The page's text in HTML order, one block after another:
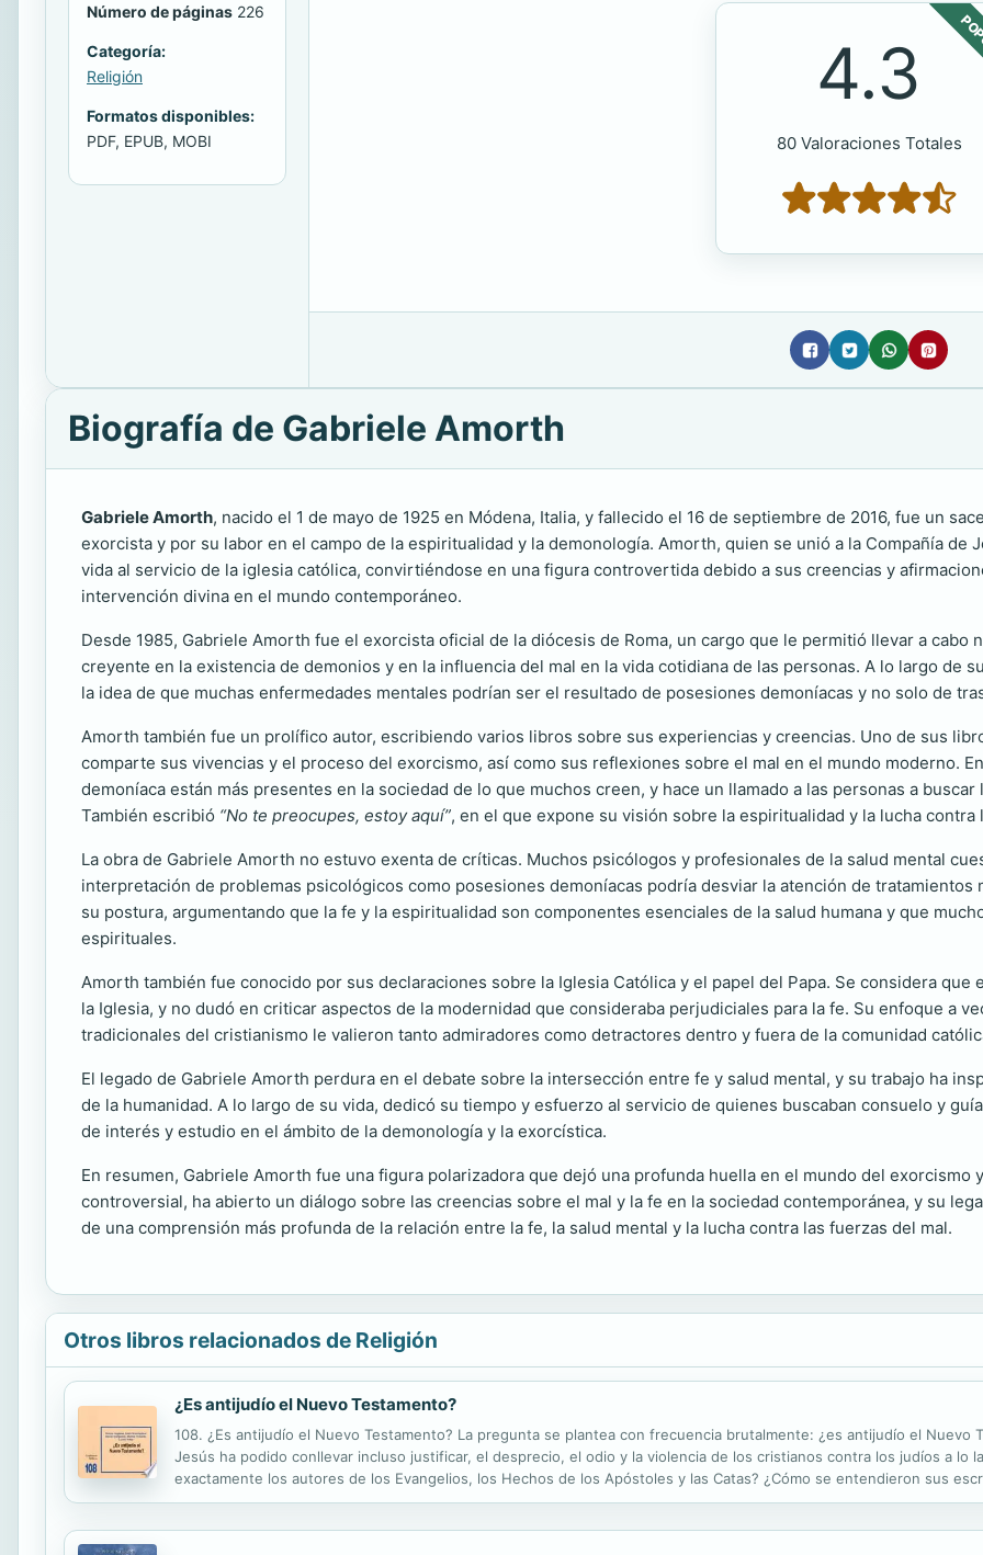
Número de páginas 226
Categoría:
Religión
Formatos disponibles:
PDF, EPUB, MOBI
4.3
80 Valoraciones Totales
Biografía de Gabriele Amorth
Gabriele Amorth, nacido el 1 de mayo de 1925 en Módena, Italia, y fallecido el 16 de septiembre de 2016, fue un
exorcista y por su labor en el campo de la espiritualidad y la demonología. Amorth, quien se unió a la Compañía de
vida al servicio de la iglesia católica, convirtiéndose en una figura controvertida debido a sus creencias y
intervención divina en el mundo contemporáneo.
Desde 1985, Gabriele Amorth fue el exorcista oficial de la diócesis de Roma, un cargo que le permitió llevar a
creyente en la existencia de demonios y en la influencia del mal en la vida cotidiana de las personas. A lo largo de
la idea de que muchas enfermedades mentales podrían ser el resultado de posesiones demoníacas y no solo de
Amorth también fue un prolífico autor, escribiendo varios libros sobre sus experiencias y creencias. Uno de sus
comparte sus vivencias y el proceso del exorcismo, así como sus reflexiones sobre el mal en el mundo moderno.
demoníaca están más presentes en la sociedad de lo que muchos creen, y hace un llamado a las personas a
También escribió “No te preocupes, estoy aquí”, en el que expone su visión sobre la espiritualidad y la lucha contra
La obra de Gabriele Amorth no estuvo exenta de críticas. Muchos psicólogos y profesionales de la salud mental
interpretación de problemas psicológicos como posesiones demoníacas podría desviar la atención de
su postura, argumentando que la fe y la espiritualidad son componentes esenciales de la salud humana y que
espirituales.
Amorth también fue conocido por sus declaraciones sobre la Iglesia Católica y el papel del Papa. Se considera
la Iglesia, y no dudó en criticar aspectos de la modernidad que consideraba perjudiciales para la fe. Su enfoque a
tradicionales del cristianismo le valieron tanto admiradores como detractores dentro y fuera de la comunidad
El legado de Gabriele Amorth perdura en el debate sobre la intersección entre fe y salud mental, y su trabajo ha
de la humanidad. A lo largo de su vida, dedicó su tiempo y esfuerzo al servicio de quienes buscaban consuelo y
de interés y estudio en el ámbito de la demonología y la exorcística.
En resumen, Gabriele Amorth fue una figura polarizadora que dejó una profunda huella en el mundo del exorcismo
controversial, ha abierto un diálogo sobre las creencias sobre el mal y la fe en la sociedad contemporánea, y su
de una comprensión más profunda de la relación entre la fe, la salud mental y la lucha contra las fuerzas del mal.
Otros libros relacionados de Religión
¿Es antijudío el Nuevo Testamento?
108. ¿Es antijudío el Nuevo Testamento? La pregunta se plantea con frecuencia brutalmente: ¿es antijudío el Nuevo
Jesús ha podido conllevar incluso justificar, el desprecio, el odio y la violencia de los cristianos contra los judíos a lo
exactamente los autores de los Evangelios, los Hechos de los Apóstoles y las Catas? ¿Cómo se entendieron sus
especialistas aclaran estas preguntas proponiendo lecturas atentas de los diversos textos del Nuevo Testamento